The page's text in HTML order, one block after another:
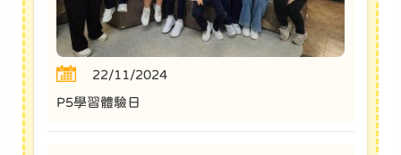
22/11/2024
P5學習體驗日